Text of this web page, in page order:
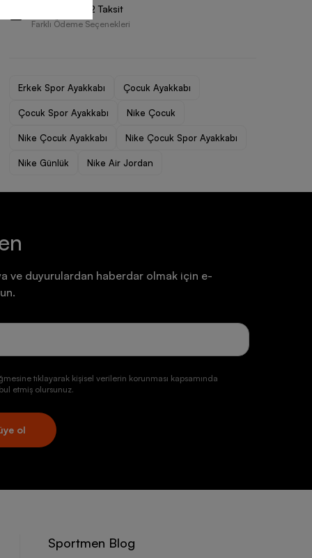
7.199,90 TL
Vade Farksız 2 Taksit
Farklı Ödeme Seçenekleri
Erkek Spor Ayakkabı Çocuk Ayakkabı
Çocuk Spor Ayakkabı Nike Çocuk
Nike Çocuk Ayakkabı Nike Çocuk Spor Ayakkabı
Nike Günlük Nike Air Jordan
ve duyurulardan haberdar olmak için e-
tıklayarak kişisel verilerin korunması kapsamında
etmiş olursunuz.
ol
Sportmen Blog